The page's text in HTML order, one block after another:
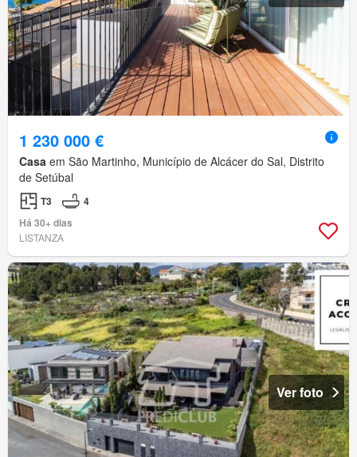
1 230 000 €
Casa em São Martinho, Município de Alcácer do Sal, Distrito
de Setúbal
T3
4
Há 30+ dias
LISTANZA
Ver foto